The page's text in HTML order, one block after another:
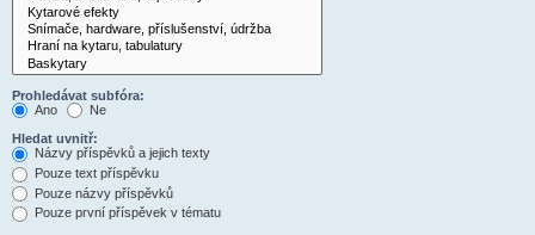
Prohledávat subfóra:
Ano
Ne
Hledat uvnitř:
Názvy příspěvků a jejich texty
Pouze text příspěvku
Pouze názvy příspěvků
Pouze první příspěvek v tématu